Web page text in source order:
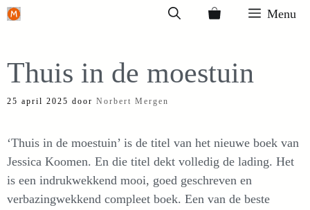
Ga
inhoud
Menu
Thuis in de moestuin
25 april 2025 door Norbert Mergen
‘Thuis in de moestuin’ is de titel van het nieuwe boek van
Jessica Koomen. En die titel dekt volledig de lading. Het
is een indrukwekkend mooi, goed geschreven en
verbazingwekkend compleet boek. Een van de beste